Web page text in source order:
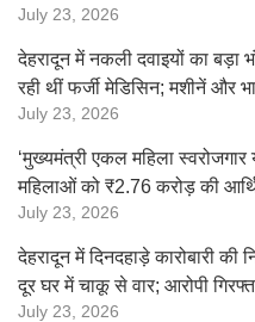
July 23, 2026
देहरादून में नकली दवाइयों का बड़ा
रही थीं फर्जी मेडिसिन; मशीनें और
July 23, 2026
‘मुख्यमंत्री एकल महिला
महिलाओं को ₹2.76 करोड़ की
July 23, 2026
देहरादून में दिनदहाड़े कारोबारी
दूर घर में चाकू से वार; आरोपी
July 23, 2026